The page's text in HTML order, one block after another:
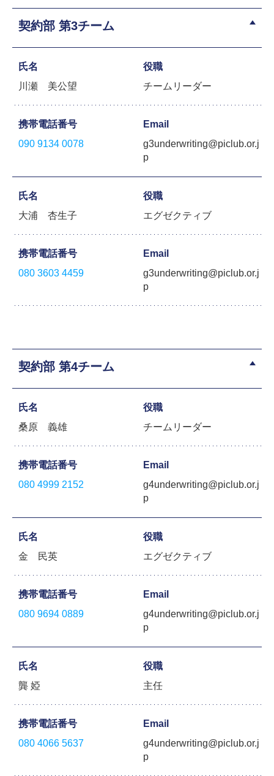
契約部 第3チーム
氏名
川瀬 美公望
役職
チームリーダー
携帯電話番号
090 9134 0078
Email
g3underwriting@piclub.or.j
p
氏名
大浦 杏生子
役職
エグゼクティブ
携帯電話番号
080 3603 4459
Email
g3underwriting@piclub.or.j
p
契約部 第4チーム
氏名
桑原 義雄
役職
チームリーダー
携帯電話番号
080 4999 2152
Email
g4underwriting@piclub.or.j
p
氏名
金 民英
役職
エグゼクティブ
携帯電話番号
080 9694 0889
Email
g4underwriting@piclub.or.j
p
氏名
龔 婭
役職
主任
携帯電話番号
080 4066 5637
Email
g4underwriting@piclub.or.j
p